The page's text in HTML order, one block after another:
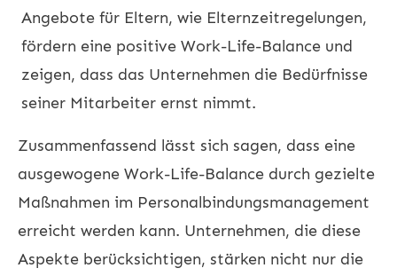
Angebote für Eltern, wie Elternzeitregelungen,
fördern eine positive Work-Life-Balance und
zeigen, dass das Unternehmen die Bedürfnisse
seiner Mitarbeiter ernst nimmt.
Zusammenfassend lässt sich sagen, dass eine
ausgewogene Work-Life-Balance durch gezielte
Maßnahmen im Personalbindungsmanagement
erreicht werden kann. Unternehmen, die diese
Aspekte berücksichtigen, stärken nicht nur die